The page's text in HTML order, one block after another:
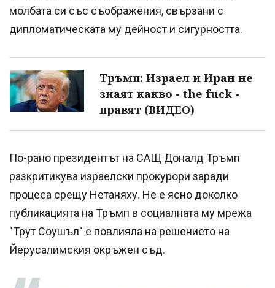
молбата си със съображения, свързани с
дипломатическата му дейност и сигурността.
Тръмп: Израел и Иран не
знаят какво - the fuck -
правят (ВИДЕО)
По-рано президентът на САЩ Доналд Тръмп
разкритикува израелски прокурори заради
процеса срещу Нетаняху. Не е ясно доколко
публикацията на Тръмп в социалната му мрежа
"Трут Соушъл" е повлияла на решението на
Йерусалимския окръжен съд.